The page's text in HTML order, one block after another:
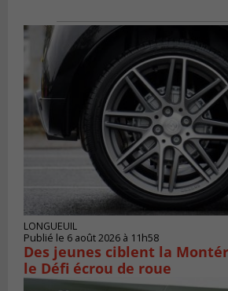
LONGUEUIL
Publié le 6 août 2026 à 11h58
Des jeunes ciblent la
le Défi écrou de roue